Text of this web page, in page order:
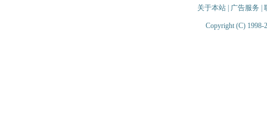
关于本站| 广告服务
Copyright (C) 1998-